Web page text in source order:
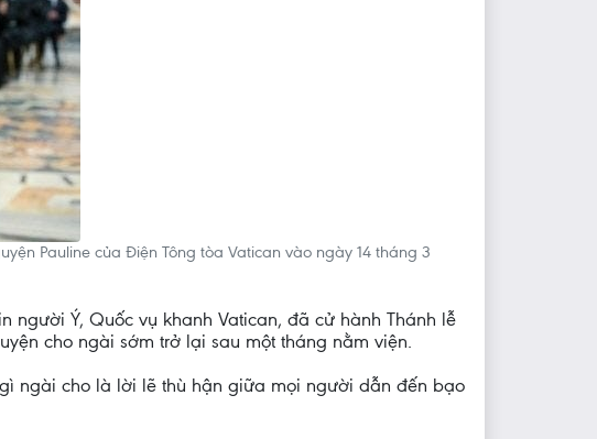
Pauline của Điện Tông tòa Vatican vào ngày 14 tháng 3
người Ý, Quốc vụ khanh Vatican, đã cử hành Thánh lễ
cho ngài sớm trở lại sau một tháng nằm viện.
ngài cho là lời lẽ thù hận giữa mọi người dẫn đến bạo